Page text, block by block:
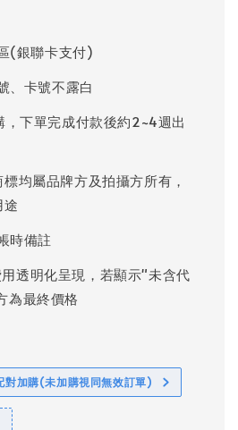
(銀聯卡支付)
、卡號不露白
，下單完成付款後約2~4週出
均屬品牌方及拍攝方所有，
途
時備註
透明化呈現，若顯示"未含代
為最終價格
對加購(未加購視同無效訂單)